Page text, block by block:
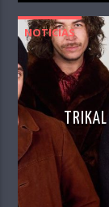
NOTICIAS